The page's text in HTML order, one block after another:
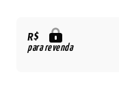
R$
para revenda